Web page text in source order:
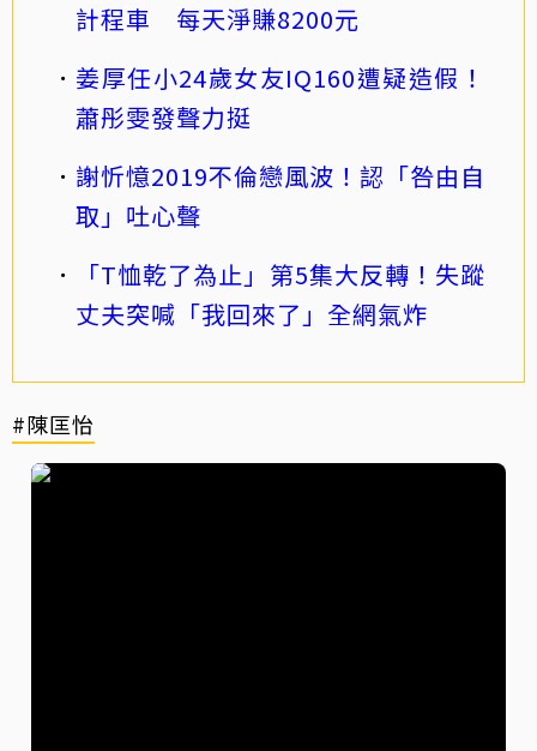
計程車 每天淨賺8200元
姜厚任小24歲女友IQ160遭疑造假！
蕭彤雯發聲力挺
謝忻憶2019不倫戀風波！認「咎由自
取」吐心聲
「T恤乾了為止」第5集大反轉！失蹤
丈夫突喊「我回來了」全網氣炸
#陳匡怡